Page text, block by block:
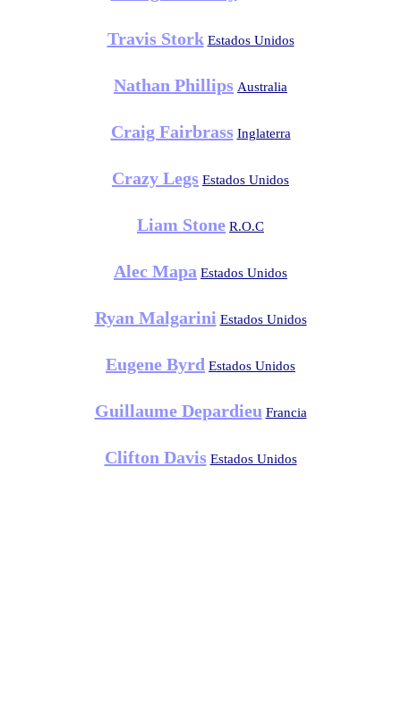
Travis Stork Estados Unidos
Nathan Phillips Australia
Craig Fairbrass Inglaterra
Crazy Legs Estados Unidos
Liam Stone R.O.C
Alec Mapa Estados Unidos
Ryan Malgarini Estados Unidos
Eugene Byrd Estados Unidos
Guillaume Depardieu Francia
Clifton Davis Estados Unidos